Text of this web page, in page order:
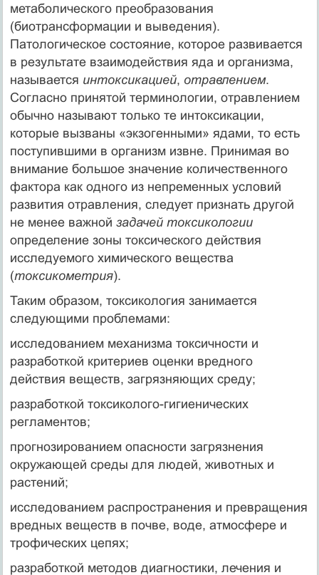
метаболического преобразования
(биотрансформации и выведения).
Патологическое состояние, которое развивается
в результате взаимодействия яда и организма,
называется интоксикацией, отравлением.
Согласно принятой терминологии, отравлением
обычно называют только те интоксикации,
которые вызваны «экзогенными» ядами, то есть
поступившими в организм извне. Принимая во
внимание большое значение количественного
фактора как одного из непременных условий
развития отравления, следует признать другой
не менее важной задачей токсикологии
определение зоны токсического действия
исследуемого химического вещества
(токсикометрия).
Таким образом, токсикология занимается
следующими проблемами:
исследованием механизма токсичности и
разработкой критериев оценки вредного
действия веществ, загрязняющих среду;
разработкой токсиколого-гигиенических
регламентов;
прогнозированием опасности загрязнения
окружающей среды для людей, животных и
растений;
исследованием распространения и превращения
вредных веществ в почве, воде, атмосфере и
трофических цепях;
разработкой методов диагностики, лечения и